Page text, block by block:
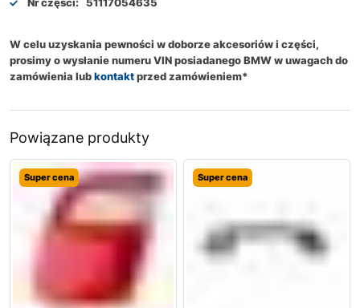
W celu uzyskania pewności w doborze akcesoriów i części,
prosimy o wysłanie numeru VIN posiadanego BMW w uwagach do
zamówienia lubkontaktprzed zamówieniem*
Powiązane produkty
Super cena Super cena